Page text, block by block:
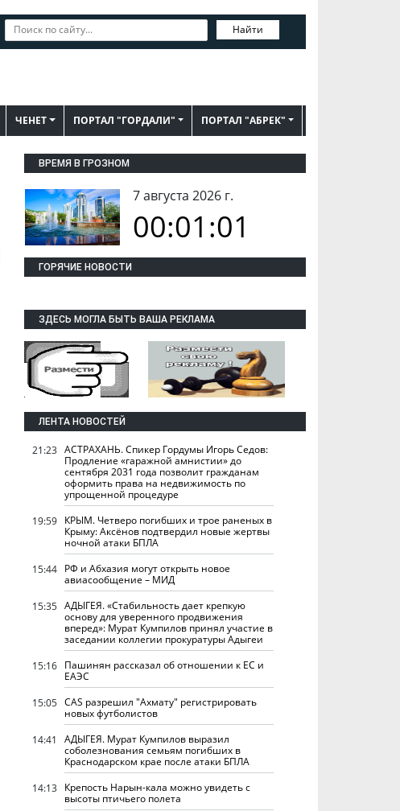
Найти
ЧЕНЕТ ПОРТАЛ "ГОРДАЛИ" ПОРТАЛ "АБРЕК"
ВРЕМЯ В ГРОЗНОМ
7 августа 2026 г.
00:01:02
ГОРЯЧИЕ НОВОСТИ
ЗДЕСЬ МОГЛА БЫТЬ ВАША РЕКЛАМА
ЛЕНТА НОВОСТЕЙ
21:23 АСТРАХАНЬ. Спикер Гордумы Игорь Седов:
Продление «гаражной амнистии» до
сентября 2031 года позволит гражданам
оформить права на недвижимость по
упрощенной процедуре
19:59 КРЫМ. Четверо погибших и трое раненых в
Крыму: Аксёнов подтвердил новые жертвы
ночной атаки БПЛА
15:44 РФ и Абхазия могут открыть новое
авиасообщение – МИД
15:35 АДЫГЕЯ. «Стабильность дает крепкую
основу для уверенного продвижения
вперед»: Мурат Кумпилов принял участие в
заседании коллегии прокуратуры Адыгеи
15:16 Пашинян рассказал об отношении к ЕС и
ЕАЭС
15:05 CAS разрешил "Ахмату" регистрировать
новых футболистов
14:41
АДЫГЕЯ. Мурат Кумпилов выразил
соболезнования семьям погибших в
Краснодарском крае после атаки БПЛА
14:13 Крепость Нарын-кала можно увидеть с
высоты птичьего полета